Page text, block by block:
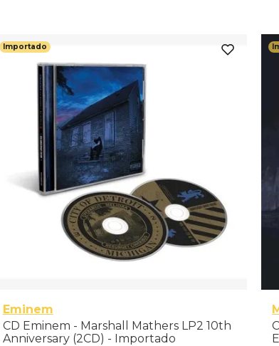
Importado
Eminem
CD Eminem - Marshall Mathers LP2 10th
Anniversary (2CD) - Importado